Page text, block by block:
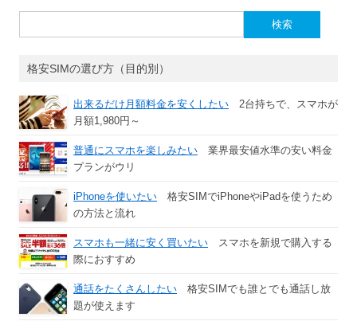
索:
格安SIMの選び方（目的別）
出来るだけ月額料金を安くしたい 2台持ちで、スマホが
月額1,980円～
普通にスマホを楽しみたい 業界最安値水準の安い料金
プランがウリ
iPhoneを使いたい 格安SIMでiPhoneやiPadを使うため
の方法と流れ
スマホも一緒に安く買いたい スマホを新規で購入する
際におすすめ
通話をたくさんしたい 格安SIMでも誰とでも通話し放
題が使えます